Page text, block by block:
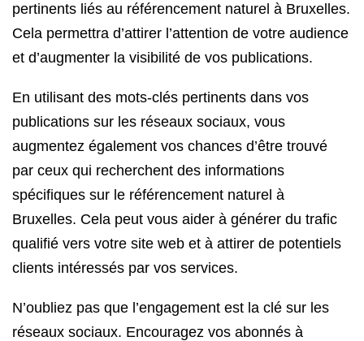
pertinents liés au référencement naturel à Bruxelles.
Cela permettra d’attirer l’attention de votre audience
et d’augmenter la visibilité de vos publications.
En utilisant des mots-clés pertinents dans vos
publications sur les réseaux sociaux, vous
augmentez également vos chances d’être trouvé
par ceux qui recherchent des informations
spécifiques sur le référencement naturel à
Bruxelles. Cela peut vous aider à générer du trafic
qualifié vers votre site web et à attirer de potentiels
clients intéressés par vos services.
N’oubliez pas que l’engagement est la clé sur les
réseaux sociaux. Encouragez vos abonnés à